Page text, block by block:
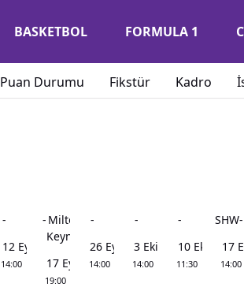
BASKETBOL FORMULA 1
Puan Durumu Fikstür Kadro
-
12 Eyl Cts
14:00
- Milton
Keynes
17 Eyl Per
19:00
-
26 Eyl Cts
14:00
-
3 Eki Cts
14:00
-
10 Eki Cts
11:30
SHW-
17
14:00